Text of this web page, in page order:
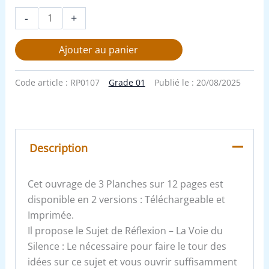
- +
Ajouter au panier
Code article : RP0107 Grade 01 Publié le : 20/08/2025
Description
Cet ouvrage de 3 Planches sur 12 pages est
disponible en 2 versions : Téléchargeable et
Imprimée.
Il propose le Sujet de Réflexion – La Voie du
Silence : Le nécessaire pour faire le tour des
idées sur ce sujet et vous ouvrir suffisamment